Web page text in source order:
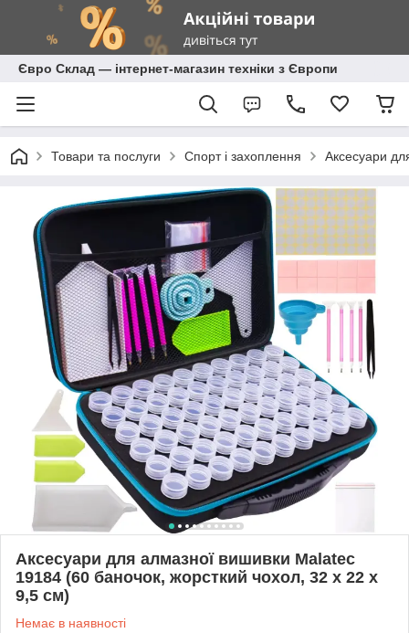
Євро Склад — інтернет-магазин техніки з Європи
Товари та послуги Спорт і захоплення Аксесуари
Аксесуари для алмазної вишивки Malatec
19184 (60 баночок, жорсткий чохол, 32 x 22 x
9,5 см)
Немає в наявності